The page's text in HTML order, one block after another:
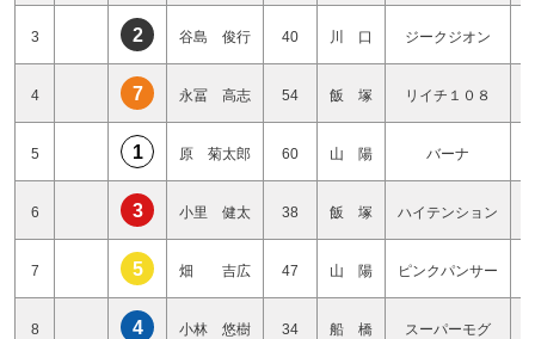
3 2 谷島 俊行 40 川 口 ジークジオン
4 7 永冨 高志 54 飯 塚 リイチ１０８
5 1 原 菊太郎 60 山 陽 バーナ
6 3 小里 健太 38 飯 塚 ハイテンション
7 5 畑 吉広 47 山 陽 ピンクパンサー
8 4 小林 悠樹 34 船 橋 スーパーモグ